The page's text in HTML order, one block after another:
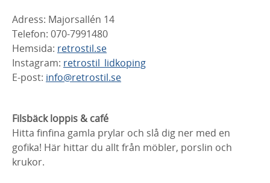
Adress: Majorsallén 14
Telefon: 070-7991480
Hemsida: retrostil.se
Instagram: retrostil_lidkoping
E-post: info@retrostil.se
Filsbäck loppis & café
Hitta finfina gamla prylar och slå dig ner med en
gofika! Här hittar du allt från möbler, porslin och
krukor.